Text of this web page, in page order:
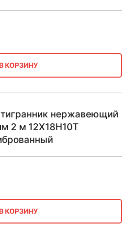
В КОРЗИНУ
нержавеющий
2 м 12Х18Н10Т
В КОРЗИНУ